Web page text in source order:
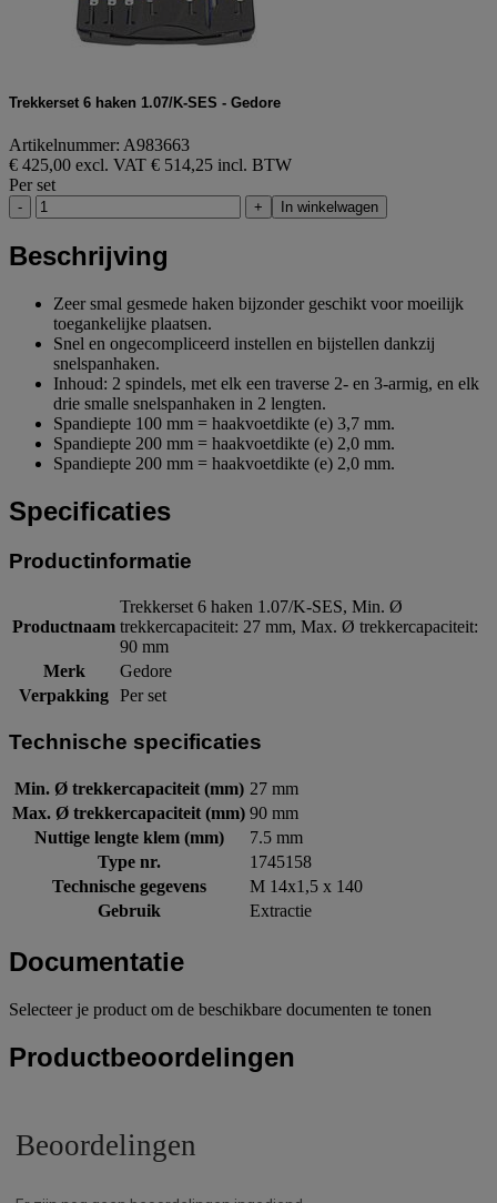
Trekkerset 6 haken 1.07/K-SES - Gedore
Artikelnummer: A983663
€ 425,00 excl. VAT € 514,25 incl. BTW
Per set
- + In winkelwagen
Beschrijving
Zeer smal gesmede haken bijzonder geschikt voor moeilijk
toegankelijke plaatsen.
Snel en ongecompliceerd instellen en bijstellen dankzij
snelspanhaken.
Inhoud: 2 spindels, met elk een traverse 2- en 3-armig, en elk
drie smalle snelspanhaken in 2 lengten.
Spandiepte 100 mm = haakvoetdikte (e) 3,7 mm.
Spandiepte 200 mm = haakvoetdikte (e) 2,0 mm.
Spandiepte 200 mm = haakvoetdikte (e) 2,0 mm.
Specificaties
Productinformatie
Productnaam
Trekkerset 6 haken 1.07/K-SES, Min. Ø
trekkercapaciteit: 27 mm, Max. Ø trekkercapaciteit:
90 mm
Merk
Gedore
Verpakking Per set
Technische specificaties
Min. Ø trekkercapaciteit (mm) 27 mm
Max. Ø trekkercapaciteit (mm) 90 mm
Nuttige lengte klem (mm)
7.5 mm
Type nr.
1745158
Technische gegevens
M 14x1,5 x 140
Gebruik
Extractie
Documentatie
Selecteer je product om de beschikbare documenten te tonen
Productbeoordelingen